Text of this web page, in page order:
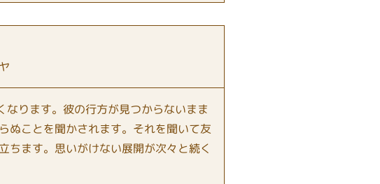
ります。彼の行方が見つからないまま
ぬことを聞かされます。それを聞いて友
ちます。思いがけない展開が次々と続く